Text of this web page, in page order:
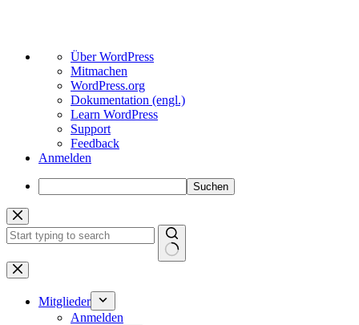
Über
WordPress
Über WordPress
Mitmachen
WordPress.org
Dokumentation (engl.)
Learn WordPress
Support
Feedback
Anmelden
Suchen
Zum
Inhalt
springen
Keine
Ergebnisse
Mitglieder
Anmelden